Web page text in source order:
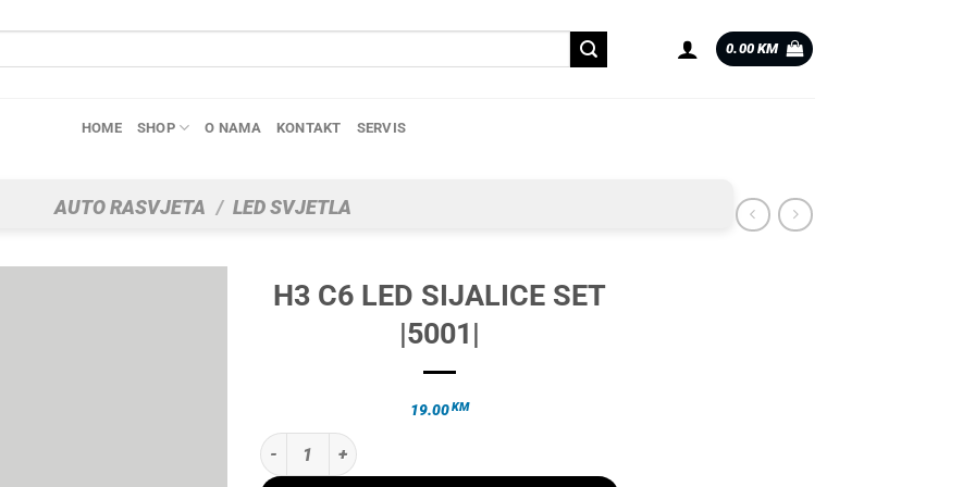
0.00 KM
HOME SHOP O NAMA KONTAKT SERVIS
AUTO RASVJETA / LED SVJETLA
H3 C6 LED SIJALICE SET
|5001|
19.00KM
H3 C6 LED SIJALICE SET |5001| količina